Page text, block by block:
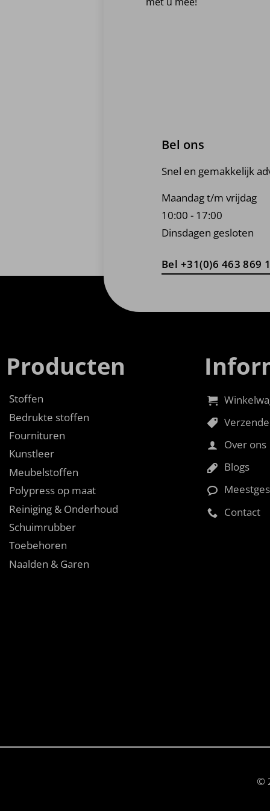
Bel ons
Snel en gemakkelijk
Maandag t/m vrijdag
10:00 - 17:00
Dinsdagen gesloten
Bel +31(0)6 463 869
Producten
Stoffen
Bedrukte stoffen
Fournituren
Kunstleer
Meubelstoffen
Polypress op maat
Reiniging & Onderhoud
Schuimrubber
Toebehoren
Naalden & Garen
Over ons
Blogs
Contact
©